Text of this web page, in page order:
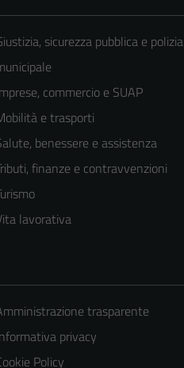
sicurezza pubblica e polizia
commercio e SUAP
e trasporti
benessere e assistenza
finanze e contravvenzioni
lavorativa
trasparente
privacy
Policy